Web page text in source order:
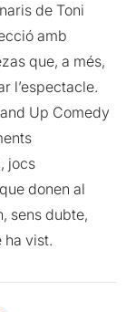
de Toni
amb
que, a més,
l’espectacle.
Up Comedy
jocs
donen al
sens dubte,
ha vist.